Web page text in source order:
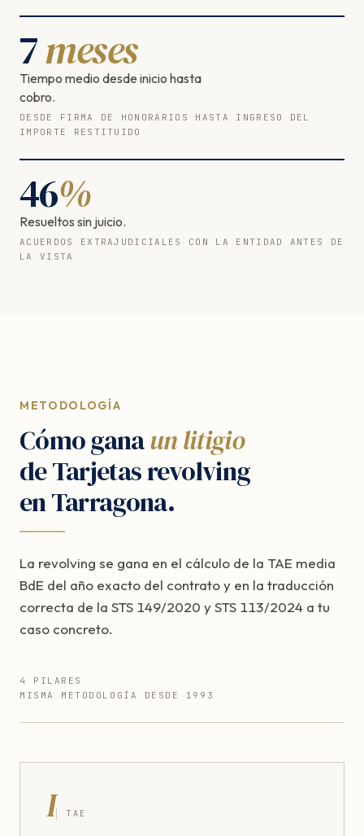
7meses
Tiempo medio desde inicio hasta
cobro.
DESDE FIRMA DE HONORARIOS HASTA INGRESO DEL
IMPORTE RESTITUIDO
46%
Resueltos sin juicio.
ACUERDOS EXTRAJUDICIALES CON LA ENTIDAD ANTES DE
LA VISTA
METODOLOGÍA
Cómo ganaun litigio
de Tarjetas revolving
en Tarragona.
La revolving se gana en el cálculo de la TAE media
BdE del año exacto del contrato y en la traducción
correcta de la STS 149/2020 y STS 113/2024 a tu
caso concreto.
4 PILARES
MISMA METODOLOGÍA DESDE 1993
I TAE